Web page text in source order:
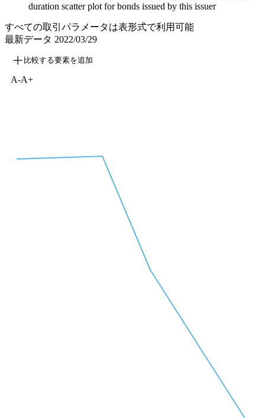
duration scatter plot for bonds issued by this issuer
すべての取引パラメータは表形式で利用可能
最新データ 2022/03/29
比較する要素を追加